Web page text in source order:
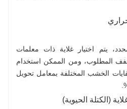
يتم اختيار غلاية ذات معلمات
المطلوب، ومن الممكن استخدام
الخشب المختلفة بمعامل تحويل